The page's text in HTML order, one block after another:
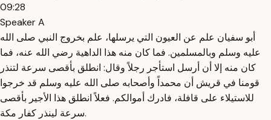
09:28
Speaker A
أبو سفيان علم عن العيون التي يرسلها، علم بخروج النبي صلى الله
عليه وسلم وبالمسلمين. فما كان منه هذا الداهية رضي الله عنه، فما
كان منه إلا أن أرسل استأجر رجلاً وقال: انطلق بأقصى سرعة لتنذر
قومنا في قريش أن محمداً وأصحابه صلى الله عليه وسلم قد خرجوا
للاستيلاء على قافلة، فادرك أموالكم. فعلاً انطلق هذا الأجير بأقصى
سرعة لينذر كفار مكة.